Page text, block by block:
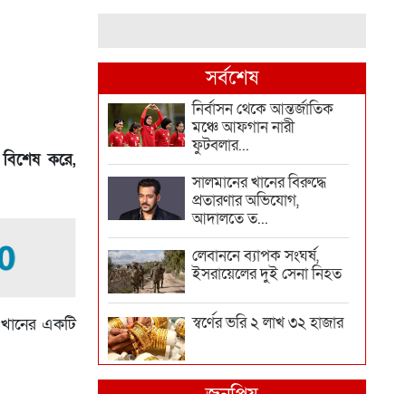
করে,
একটি
সর্বশেষ
নির্বাসন থেকে আন্তর্জাতিক
মঞ্চে আফগান নারী
ফুটবলার...
সালমানের খানের বিরুদ্ধে
প্রতারণার অভিযোগ,
আদালতে ত...
লেবাননে ব্যাপক সংঘর্ষ,
ইসরায়েলের দুই সেনা নিহত
স্বর্ণের ভরি ২ লাখ ৩২ হাজার
দিল্লিতে শেখ হাসিনাকে কথা